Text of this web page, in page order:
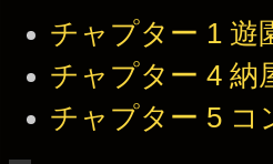
チャプター 1 遊
チャプター 4 納
チャプター 5 コ